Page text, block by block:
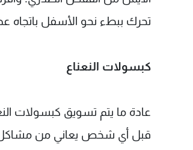
تحرك ببطء نحو الأسفل باتجاه
كبسولات النعناع
عادة ما يتم تسويق كبسولات
قبل أي شخص يعاني من مشاكل